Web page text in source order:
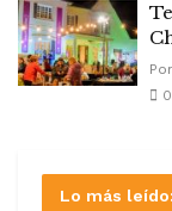
Por
0
Lo más leído: